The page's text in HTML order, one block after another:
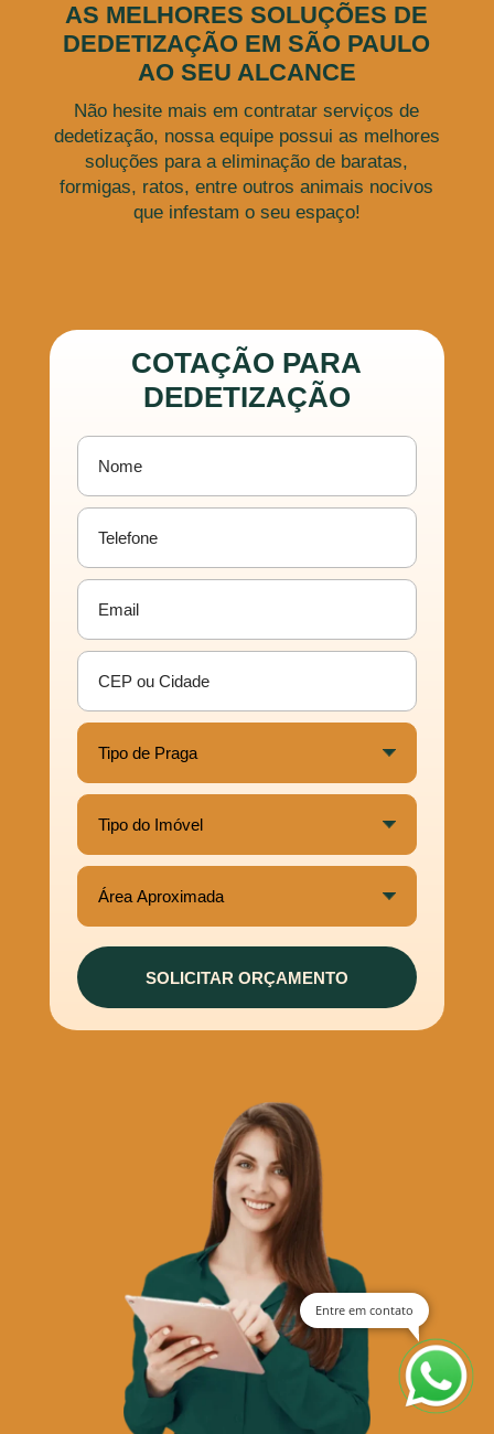
AS MELHORES SOLUÇÕES DE
DEDETIZAÇÃO EM SÃO PAULO
AO SEU ALCANCE
Não hesite mais em contratar serviços de
dedetização, nossa equipe possui as melhores
soluções para a eliminação de baratas,
formigas, ratos, entre outros animais nocivos
que infestam o seu espaço!
COTAÇÃO PARA
DEDETIZAÇÃO
Entre em contato